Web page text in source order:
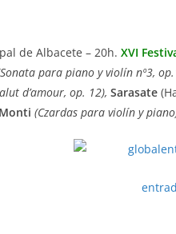
de Albacete – 20h. XVI
para piano y violín nº3,
d’amour, op. 12), Sarasate
(Czardas para violín y